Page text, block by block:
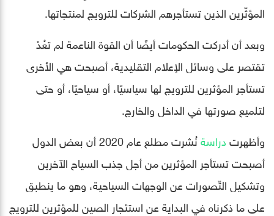
المؤثّرين الذين تستأجرهم الشركات للترويج لمنتجاتها.
وبعد أن أدركت الحكومات أيضًا أن القوة الناعمة لم تعُدْ
تقتصر على وسائل الإعلام التقليدية، أصبحت هي الأخرى
تستأجر المؤثرين للترويج لها سياسيًا، أو سياحيًا، أو حتى
لتلميع صورتها في الداخل والخارج.
وأظهرتدراسة
نُشرت مطلع عام 2020 أن بعض الدول
أصبحت تستأجر المؤثرين من أجل جذب السياح الآخرين
وتشكيل التّصورات عن الوجهات السياحية، وهو ما ينطبق
على ما ذكرناه في البداية عن استئجار الصين للمؤثرين للترويج